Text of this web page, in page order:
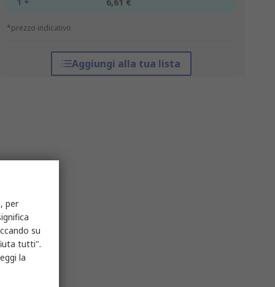
*prezzo indicativo
Aggiungi alla tua lista
per
su
tutti".
la